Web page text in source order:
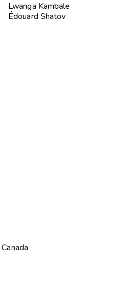
Lwanga Kambale
Édouard Shatov
Canada